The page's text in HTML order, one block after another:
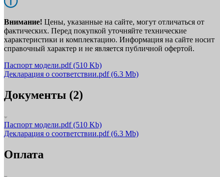
Внимание! Цены, указанные на сайте, могут отличаться от
фактических. Перед покупкой уточняйте технические
характеристики и комплектацию. Информация на сайте носит
справочный характер и не является публичной офертой.
Паспорт модели.pdf(510 Kb)
Декларация о соответствии.pdf(6.3 Mb)
Документы (2)
Паспорт модели.pdf(510 Kb)
Декларация о соответствии.pdf(6.3 Mb)
Оплата